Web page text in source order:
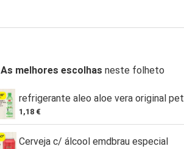
As melhores escolhas neste folheto
refrigerante aleo aloe vera original pet
1,18 €
Cerveja c/ álcool emdbrau especial